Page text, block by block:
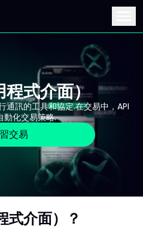
式介面）
通訊的工具和協定.在交易中，API
動化交易策略.
交易
式介面）？